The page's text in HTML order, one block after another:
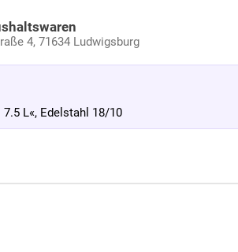
4, 71634 Ludwigsburg
7.5 L«, Edelstahl 18/10